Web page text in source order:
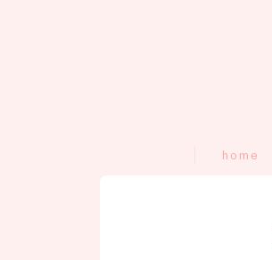
home